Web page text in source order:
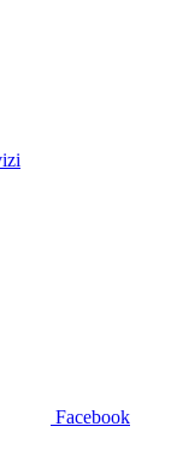
Facebook